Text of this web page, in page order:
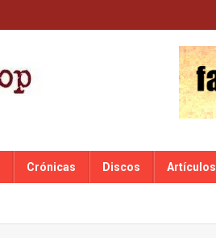
Crónicas Discos Artículos